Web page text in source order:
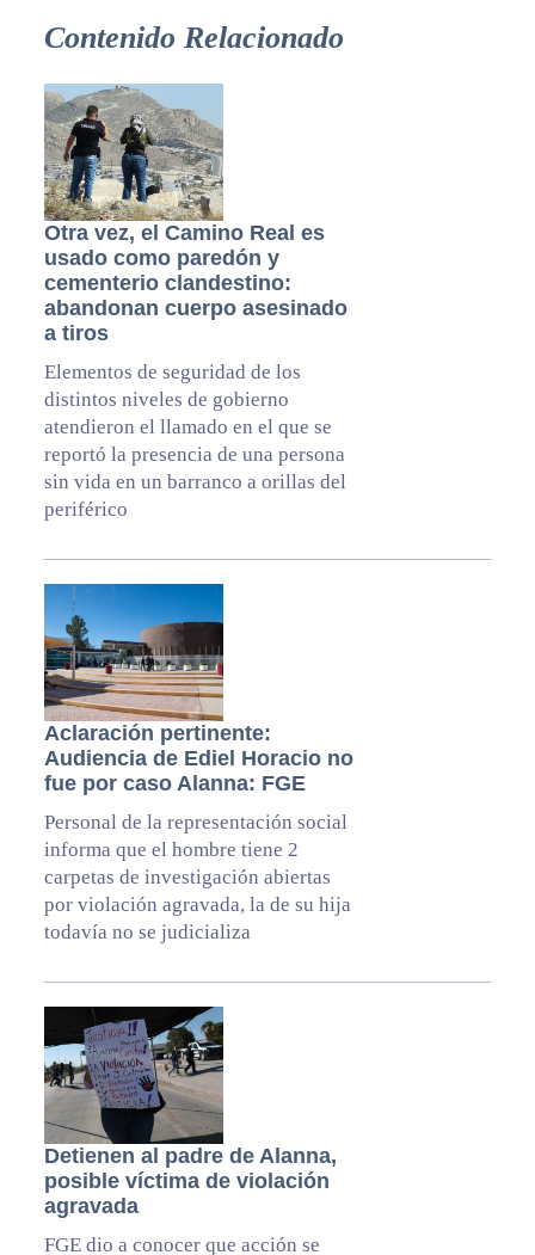
Contenido Relacionado
Otra vez, el Camino Real es
usado como paredón y
cementerio clandestino:
abandonan cuerpo asesinado
a tiros
Elementos de seguridad de los
distintos niveles de gobierno
atendieron el llamado en el que se
reportó la presencia de una persona
sin vida en un barranco a orillas del
periférico
Aclaración pertinente:
Audiencia de Ediel Horacio no
fue por caso Alanna: FGE
Personal de la representación social
informa que el hombre tiene 2
carpetas de investigación abiertas
por violación agravada, la de su hija
todavía no se judicializa
Detienen al padre de Alanna,
posible víctima de violación
agravada
FGE dio a conocer que acción se